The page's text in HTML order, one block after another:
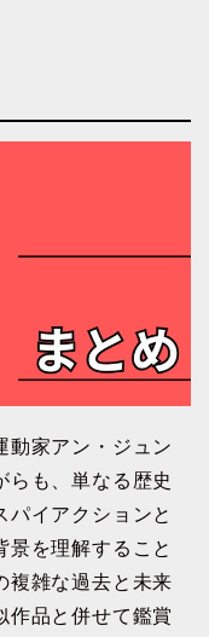
動家アン・ジュン
らも、単なる歴史
パイアクションと
景を理解すること
複雑な過去と未来
作品と併せて鑑賞